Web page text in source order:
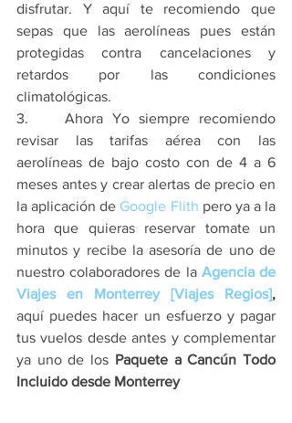
disfrutar. Y aquí te recomiendo que
sepas que las aerolíneas pues están
protegidas contra cancelaciones y
retardos por las condiciones
climatológicas.
3.    Ahora Yo siempre recomiendo
revisar las tarifas aérea con las
aerolíneas de bajo costo con de 4 a 6
meses antes y crear alertas de precio en
la aplicación de Google Flith pero ya a la
hora que quieras reservar tomate un
minutos y recibe la asesoría de uno de
nuestro colaboradores de la Agencia de
Viajes en Monterrey [Viajes Regios]
aquí puedes hacer un esfuerzo y pagar
tus vuelos desde antes y complementar
ya uno de los Paquete a Cancún Todo
Incluido desde Monterrey